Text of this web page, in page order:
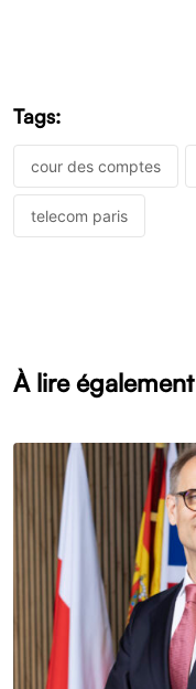
Tags:
cour des comptes
telecom paris
À lire également